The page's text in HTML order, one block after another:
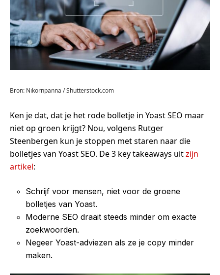
Bron: Nikornpanna / Shutterstock.com
Ken je dat, dat je het rode bolletje in Yoast SEO maar
niet op groen krijgt? Nou, volgens Rutger
Steenbergen kun je stoppen met staren naar die
bolletjes van Yoast SEO. De 3 key takeaways uitzijn
artikel:
Schrijf voor mensen, niet voor de groene
bolletjes van Yoast.
Moderne SEO draait steeds minder om exacte
zoekwoorden.
Negeer Yoast-adviezen als ze je copy minder
maken.